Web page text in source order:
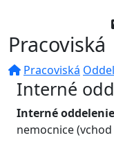
Pracoviská
Pracoviská
Interné
Interné oddelenie
nemocnice